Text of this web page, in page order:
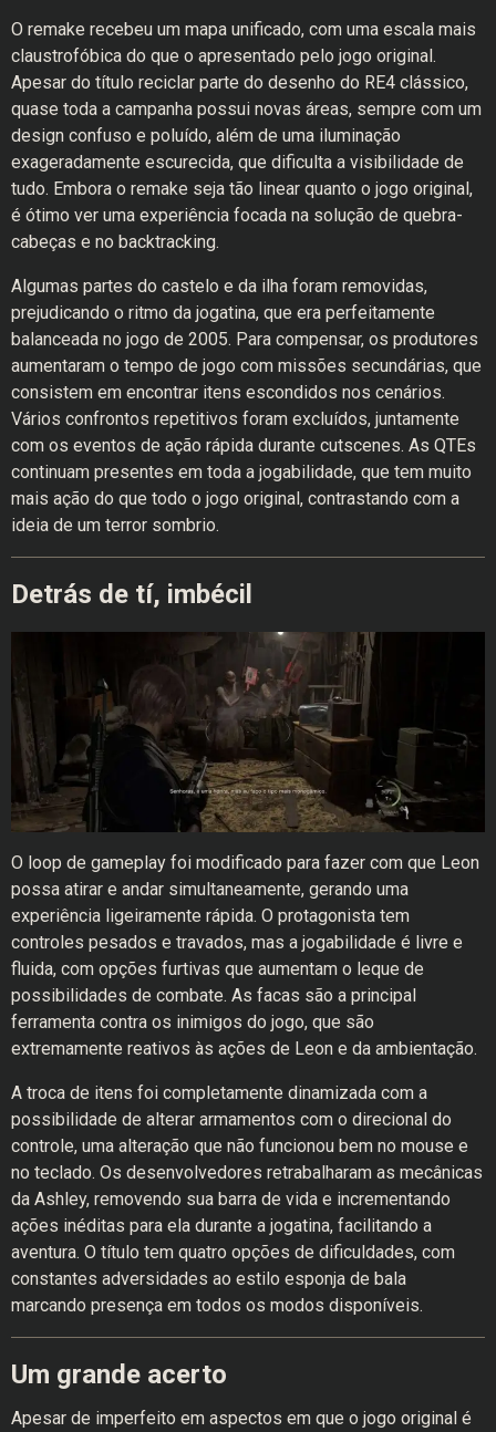
O remake recebeu um mapa unificado, com uma escala mais
claustrofóbica do que o apresentado pelo jogo original.
Apesar do título reciclar parte do desenho do RE4 clássico,
quase toda a campanha possui novas áreas, sempre com um
design confuso e poluído, além de uma iluminação
exageradamente escurecida, que dificulta a visibilidade de
tudo. Embora o remake seja tão linear quanto o jogo original,
é ótimo ver uma experiência focada na solução de quebra-
cabeças e no backtracking.
Algumas partes do castelo e da ilha foram removidas,
prejudicando o ritmo da jogatina, que era perfeitamente
balanceada no jogo de 2005. Para compensar, os produtores
aumentaram o tempo de jogo com missões secundárias, que
consistem em encontrar itens escondidos nos cenários.
Vários confrontos repetitivos foram excluídos, juntamente
com os eventos de ação rápida durante cutscenes. As QTEs
continuam presentes em toda a jogabilidade, que tem muito
mais ação do que todo o jogo original, contrastando com a
ideia de um terror sombrio.
Detrás de tí, imbécil
O loop de gameplay foi modificado para fazer com que Leon
possa atirar e andar simultaneamente, gerando uma
experiência ligeiramente rápida. O protagonista tem
controles pesados e travados, mas a jogabilidade é livre e
fluida, com opções furtivas que aumentam o leque de
possibilidades de combate. As facas são a principal
ferramenta contra os inimigos do jogo, que são
extremamente reativos às ações de Leon e da ambientação.
A troca de itens foi completamente dinamizada com a
possibilidade de alterar armamentos com o direcional do
controle, uma alteração que não funcionou bem no mouse e
no teclado. Os desenvolvedores retrabalharam as mecânicas
da Ashley, removendo sua barra de vida e incrementando
ações inéditas para ela durante a jogatina, facilitando a
aventura. O título tem quatro opções de dificuldades, com
constantes adversidades ao estilo esponja de bala
marcando presença em todos os modos disponíveis.
Um grande acerto
Apesar de imperfeito em aspectos em que o jogo original é